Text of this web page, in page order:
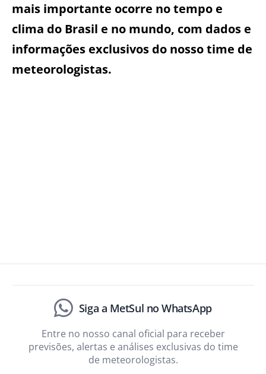
mais importante ocorre no tempo e
clima do Brasil e no mundo, com dados e
informações exclusivos do nosso time de
meteorologistas.
Siga a MetSul no WhatsApp
Entre no nosso canal oficial para receber
previsões, alertas e análises exclusivas do time
de meteorologistas.